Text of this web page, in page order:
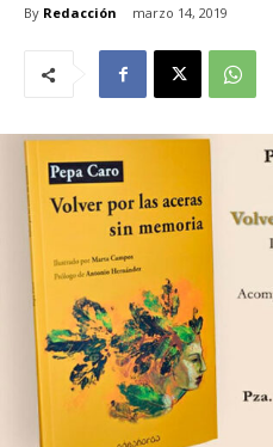
By Redacción marzo 14, 2019